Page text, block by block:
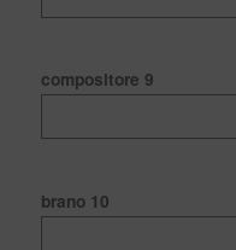
compositore 9
brano 10